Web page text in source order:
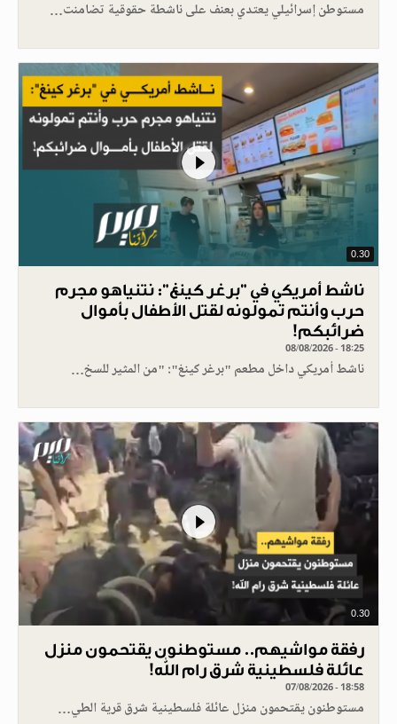
مستوطن إسرائيلي يعتدي بعنف على ناشطة حقوقية تضامنت…
0.30
ناشط أمريكي في "برغر كينغ": نتنياهو مجرم
حرب وأنتم تمولونه لقتل الأطفال بأموال
ضرائبكم!
08/08/2026 - 18:25
ناشط أمريكي داخل مطعم "برغر كينغ": "من المثير للسخ…
0.30
رفقة مواشيهم.. مستوطنون يقتحمون منزل
عائلة فلسطينية شرق رام الله!
07/08/2026 - 18:58
مستوطنون يقتحمون منزل عائلة فلسطينية شرق قرية الطي…